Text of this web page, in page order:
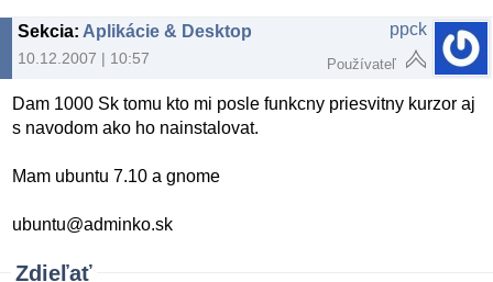
Sekcia: Aplikácie & Desktop
10.12.2007 | 10:57
ppck
Používateľ
Dam 1000 Sk tomu kto mi posle funkcny priesvitny kurzor aj
s navodom ako ho nainstalovat.
Mam ubuntu 7.10 a gnome
ubuntu@adminko.sk
Zdieľať